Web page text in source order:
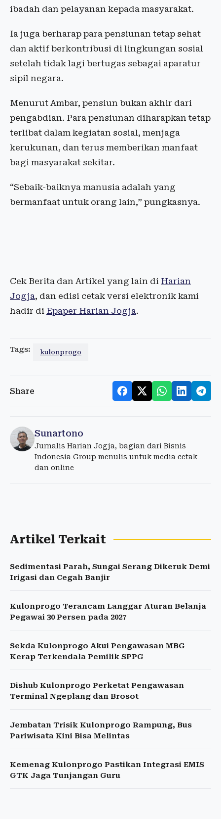
ibadah dan pelayanan kepada masyarakat.
Ia juga berharap para pensiunan tetap sehat
dan aktif berkontribusi di lingkungan sosial
setelah tidak lagi bertugas sebagai aparatur
sipil negara.
Menurut Ambar, pensiun bukan akhir dari
pengabdian. Para pensiunan diharapkan tetap
terlibat dalam kegiatan sosial, menjaga
kerukunan, dan terus memberikan manfaat
bagi masyarakat sekitar.
“Sebaik-baiknya manusia adalah yang
bermanfaat untuk orang lain,” pungkasnya.
Cek Berita dan Artikel yang lain di Harian
Jogja, dan edisi cetak versi elektronik kami
hadir di Epaper Harian Jogja.
Tags: kulonprogo
Share
Sunartono
Jurnalis Harian Jogja, bagian dari Bisnis
Indonesia Group menulis untuk media cetak
dan online
Artikel Terkait
Sedimentasi Parah, Sungai Serang Dikeruk Demi
Irigasi dan Cegah Banjir
Kulonprogo Terancam Langgar Aturan Belanja
Pegawai 30 Persen pada 2027
Sekda Kulonprogo Akui Pengawasan MBG
Kerap Terkendala Pemilik SPPG
Dishub Kulonprogo Perketat Pengawasan
Terminal Ngeplang dan Brosot
Jembatan Trisik Kulonprogo Rampung, Bus
Pariwisata Kini Bisa Melintas
Kemenag Kulonprogo Pastikan Integrasi EMIS
GTK Jaga Tunjangan Guru